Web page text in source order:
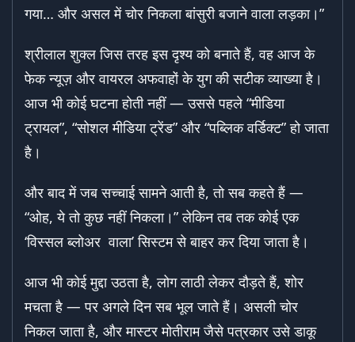
गया… और असल में चोर निकला बांसुरी बजाने वाला लड़का।”
श्रीलाल शुक्ल जिस तरह इस दृश्य को बनाते हैं, वह आज के
फेक न्यूज़ और वायरल अफवाहों के युग की सटीक व्याख्या है।
आज भी कोई घटना होती नहीं — उससे पहले “मीडिया
ट्रायल”, “सोशल मीडिया ट्रेंड” और “पब्लिक वर्डिक्ट” हो जाता
है।
और बाद में जब सच्चाई सामने आती है, तो सब कहते हैं —
“ओह, ये तो कुछ नहीं निकला।” लेकिन तब तक कोई एक
‘विस्सल ब्लोअर वाला’ सिस्टम से बाहर कर दिया जाता है।
आज भी कोई मुद्दा उठता है, लोग लाठी लेकर दौड़ते हैं, शोर
मचता है — पर अगले दिन सब भूल जाते हैं। असली चोर
निकल जाता है, और मास्टर मोतीराम जैसे पत्रकार उसे डाकू